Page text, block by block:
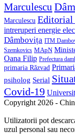
Marculescu
Marculescu
intreruperi energie
Dâmbovița ITM
Szemkovics MApN
Oana Filip Prefectura
primaria Răzvad
psiholog Serial
Covid-19
Copyright 2026 -
Utilizatorii pot
uzul personal sau